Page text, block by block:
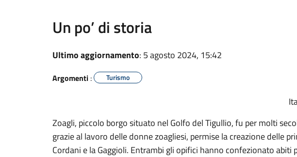
Un po’ di storia
Ultimo aggiornamento: 5 agosto 2024, 15:42
Argomenti : Turismo
Zoagli, piccolo borgo situato nel Golfo del Tigullio, fu per molti
grazie al lavoro delle donne zoagliesi, permise la creazione delle
Cordani e la Gaggioli. Entrambi gli opifici hanno confezionato abiti